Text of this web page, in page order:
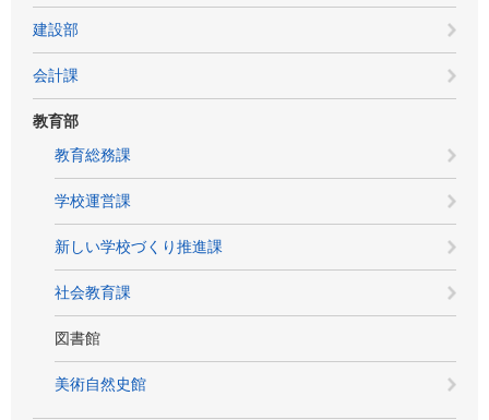
建設部
会計課
教育部
教育総務課
学校運営課
新しい学校づくり推進課
社会教育課
図書館
美術自然史館